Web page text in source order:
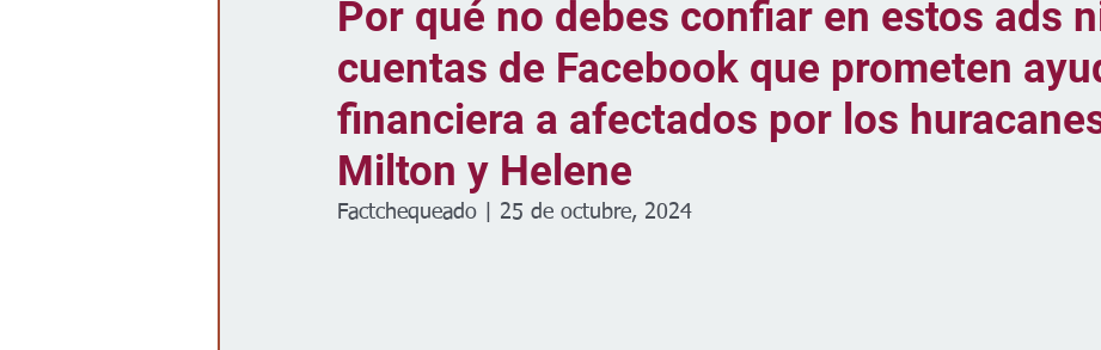
Clima Vivienda Escuelas Calles Desamparados Carreteras Comunidad
Espectáculos
Por qué no debes confiar en estos ads
cuentas de Facebook que prometen
financiera a afectados por los
Milton y Helene
Factchequeado | 25 de octubre, 2024